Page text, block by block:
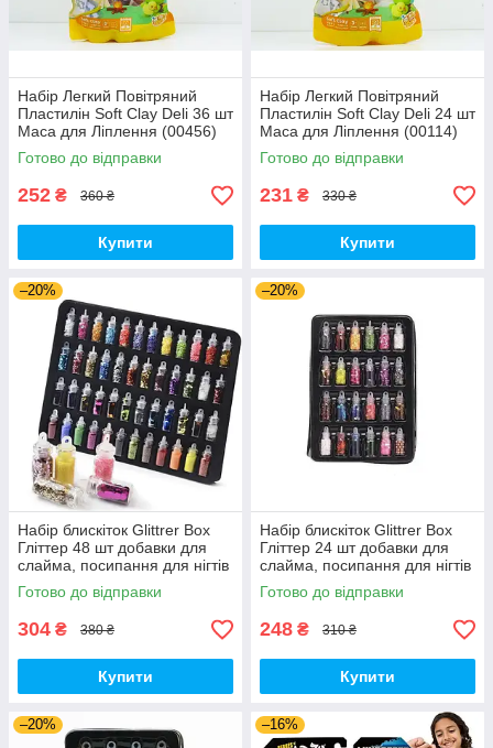
Набір Легкий Повітряний
Пластилін Soft Clay Deli 36 шт
Маса для Ліплення (00456)
Готово до відправки
252 ₴ 360 ₴
Купити
Набір Легкий Повітряний
Пластилін Soft Clay Deli 24 шт
Маса для Ліплення (00114)
Готово до відправки
231 ₴ 330 ₴
Купити
–20%
Набір блискіток Glittrer Box
Гліттер 48 шт добавки для
слайма, посипання для нігтів
(00303)
Готово до відправки
304 ₴ 380 ₴
Купити
–20%
Набір блискіток Glittrer Box
Гліттер 24 шт добавки для
слайма, посипання для нігтів
(00766)
Готово до відправки
248 ₴ 310 ₴
Купити
–20% –16%